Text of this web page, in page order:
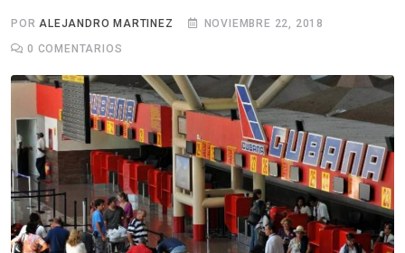
PORALEJANDRO MARTINEZ
NOVIEMBRE 22, 2018
0 COMENTARIOS